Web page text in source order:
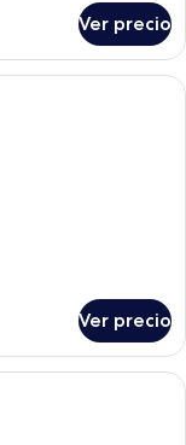
Ver precio
en la habitación
Ver precio
en la habitación